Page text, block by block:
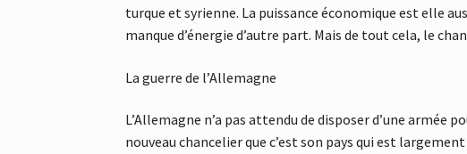
turque et syrienne. La puissance économique est elle
manque d’énergie d’autre part. Mais de tout cela, le
La guerre de l’Allemagne
L’Allemagne n’a pas attendu de disposer d’une armée
nouveau chancelier que c’est son pays qui est